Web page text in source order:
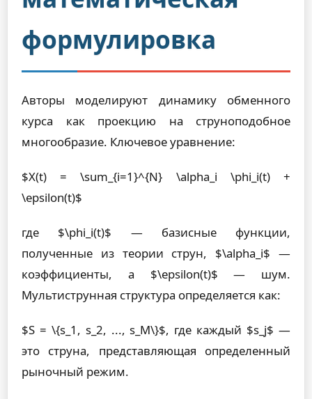
формулировка
Авторы моделируют динамику обменного
курса как проекцию на струноподобное
многообразие. Ключевое уравнение:
$X(t) = \sum_{i=1}^{N} \alpha_i \phi_i(t) +
\epsilon(t)$
где $\phi_i(t)$ — базисные функции,
полученные из теории струн, $\alpha_i$ —
коэффициенты, а $\epsilon(t)$ — шум.
Мультиструнная структура определяется как:
$S = \{s_1, s_2, ..., s_M\}$, где каждый $s_j$ —
это струна, представляющая определенный
рыночный режим.